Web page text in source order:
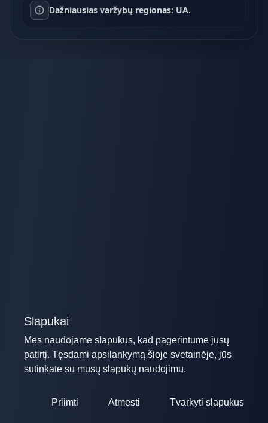
Dažniausias varžybų regionas: UA.
Slapukai
Mes naudojame slapukus, kad pagerintume jūsų
patirtį. Tęsdami apsilankymą šioje svetainėje, jūs
sutinkate su mūsų slapukų naudojimu.
Priimti Atmesti Tvarkyti slapukus